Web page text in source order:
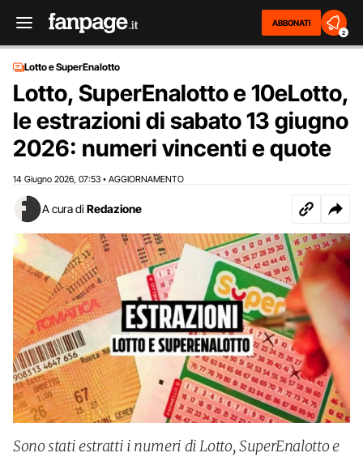
ABBONATI
2
Lotto e SuperEnalotto
Lotto, SuperEnalotto e 10eLotto,
le estrazioni di sabato 13 giugno
2026: numeri vincenti e quote
14 Giugno 2026 07:53 • AGGIORNAMENTO
A cura di Redazione
Sono stati estratti i numeri di Lotto, SuperEnalotto e